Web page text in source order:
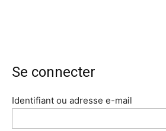
Se connecter
Identifiant ou adresse e-mail